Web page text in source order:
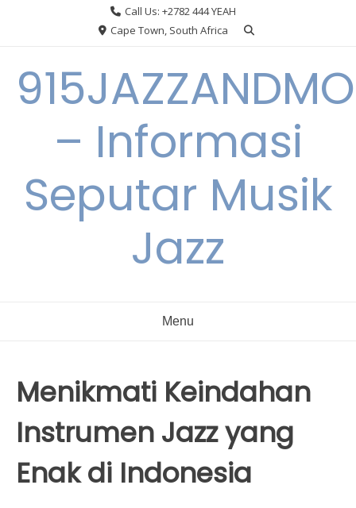
Call Us: +2782 444 YEAH
Cape Town, South Africa
– Informasi
Seputar Musik
Jazz
Menu
Menikmati Keindahan
Instrumen Jazz yang
Enak di Indonesia